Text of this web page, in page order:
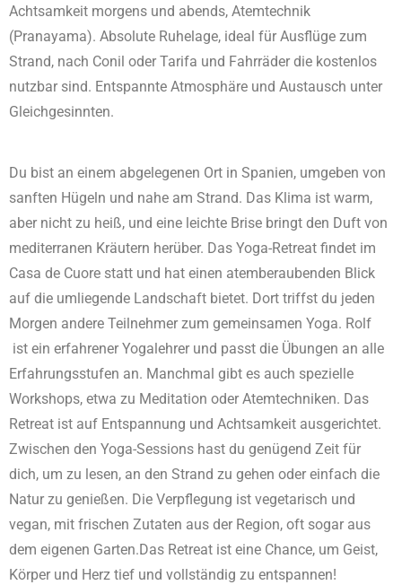
Achtsamkeit morgens und abends, Atemtechnik
(Pranayama). Absolute Ruhelage, ideal für Ausflüge zum
Strand, nach Conil oder Tarifa und Fahrräder die kostenlos
nutzbar sind. Entspannte Atmosphäre und Austausch unter
Gleichgesinnten.
Du bist an einem abgelegenen Ort in Spanien, umgeben von
sanften Hügeln und nahe am Strand. Das Klima ist warm,
aber nicht zu heiß, und eine leichte Brise bringt den Duft von
mediterranen Kräutern herüber. Das Yoga-Retreat findet im
Casa de Cuore statt und hat einen atemberaubenden Blick
auf die umliegende Landschaft bietet. Dort triffst du jeden
Morgen andere Teilnehmer zum gemeinsamen Yoga. Rolf
ist ein erfahrener Yogalehrer und passt die Übungen an alle
Erfahrungsstufen an. Manchmal gibt es auch spezielle
Workshops, etwa zu Meditation oder Atemtechniken. Das
Retreat ist auf Entspannung und Achtsamkeit ausgerichtet.
Zwischen den Yoga-Sessions hast du genügend Zeit für
dich, um zu lesen, an den Strand zu gehen oder einfach die
Natur zu genießen. Die Verpflegung ist vegetarisch und
vegan, mit frischen Zutaten aus der Region, oft sogar aus
dem eigenen Garten.Das Retreat ist eine Chance, um Geist,
Körper und Herz tief und vollständig zu entspannen!